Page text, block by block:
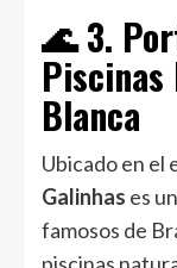
🌊 3.
Blanca
Ubicado en el
Galinhas es
famosos de